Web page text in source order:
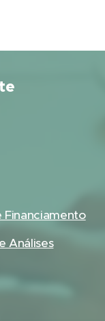
Financiamento
Análises